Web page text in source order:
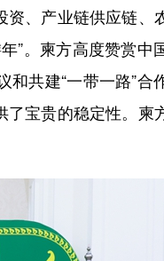
、产业链供应链、
”。柬方高度赞赏中
共建“一带一路”合
宝贵的稳定性。柬